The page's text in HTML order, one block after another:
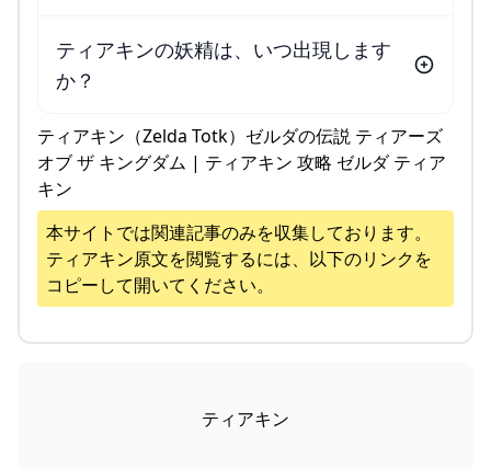
ティアキンの妖精は、いつ出現します
か？
ティアキン（Zelda Totk）ゼルダの伝説 ティアーズ
オブ ザ キングダム | ティアキン 攻略 ゼルダ ティア
キン
本サイトでは関連記事のみを収集しております。
ティアキン原文を閲覧するには、以下のリンクを
コピーして開いてください。
ティアキン